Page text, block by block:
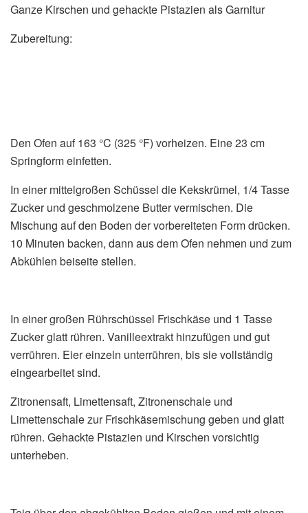
Ganze Kirschen und gehackte Pistazien als Garnitur
Zubereitung:
Den Ofen auf 163 °C (325 °F) vorheizen. Eine 23 cm
Springform einfetten.
In einer mittelgroßen Schüssel die Kekskrümel, 1/4 Tasse
Zucker und geschmolzene Butter vermischen. Die
Mischung auf den Boden der vorbereiteten Form drücken.
10 Minuten backen, dann aus dem Ofen nehmen und zum
Abkühlen beiseite stellen.
In einer großen Rührschüssel Frischkäse und 1 Tasse
Zucker glatt rühren. Vanilleextrakt hinzufügen und gut
verrühren. Eier einzeln unterrühren, bis sie vollständig
eingearbeitet sind.
Zitronensaft, Limettensaft, Zitronenschale und
Limettenschale zur Frischkäsemischung geben und glatt
rühren. Gehackte Pistazien und Kirschen vorsichtig
unterheben.